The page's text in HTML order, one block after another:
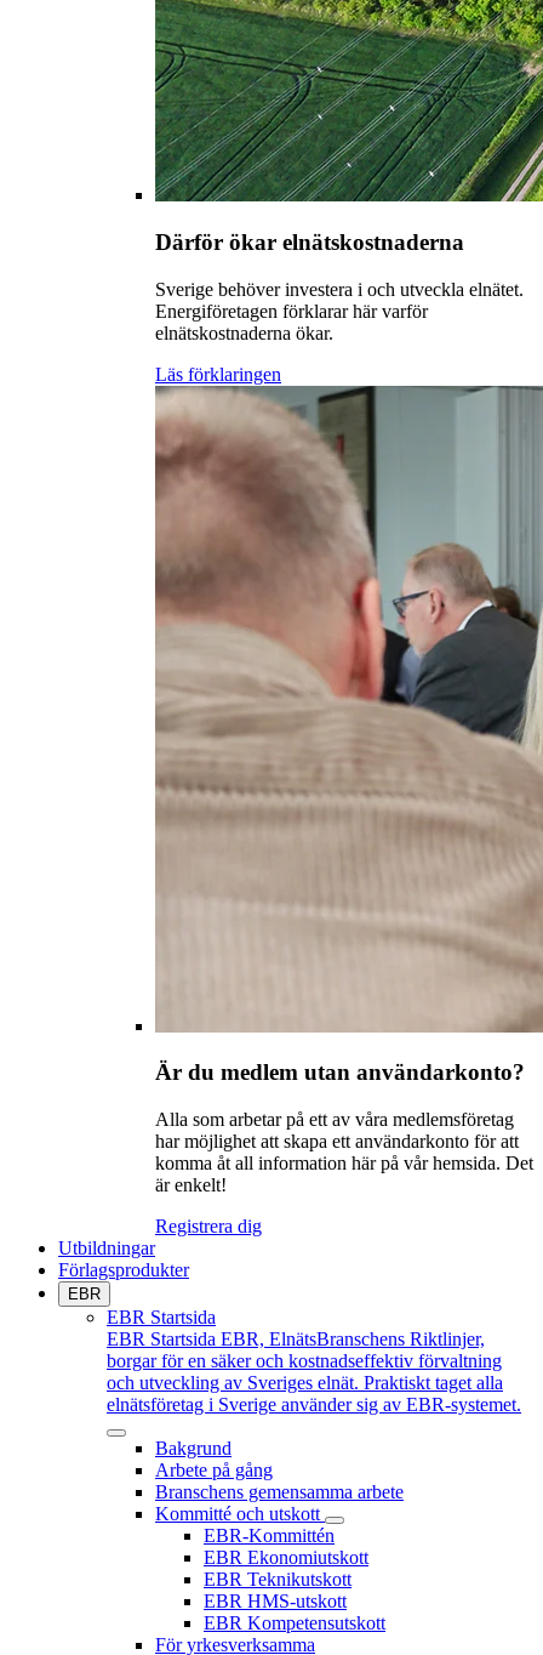
Därför ökar elnätskostnaderna
Sverige behöver investera i och utveckla elnätet.
Energiföretagen förklarar här varför
elnätskostnaderna ökar.
Läs förklaringen
Är du medlem utan användarkonto?
Alla som arbetar på ett av våra medlemsföretag
har möjlighet att skapa ett användarkonto för att
komma åt all information här på vår hemsida. Det
är enkelt!
Registrera dig
Utbildningar
Förlagsprodukter
EBR
EBR Startsida
EBR Startsida EBR, ElnätsBranschens Riktlinjer,
borgar för en säker och kostnadseffektiv förvaltning
och utveckling av Sveriges elnät. Praktiskt taget alla
elnätsföretag i Sverige använder sig av EBR-systemet.
Bakgrund
Arbete på gång
Branschens gemensamma arbete
Kommitté och utskott
EBR-Kommittén
EBR Ekonomiutskott
EBR Teknikutskott
EBR HMS-utskott
EBR Kompetensutskott
För yrkesverksamma